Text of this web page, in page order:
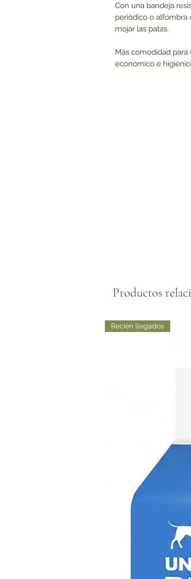
Productos
Recién llegados
Con una bandeja
periódico o alfombra
mojar las patas.
Más comodidad
económico e